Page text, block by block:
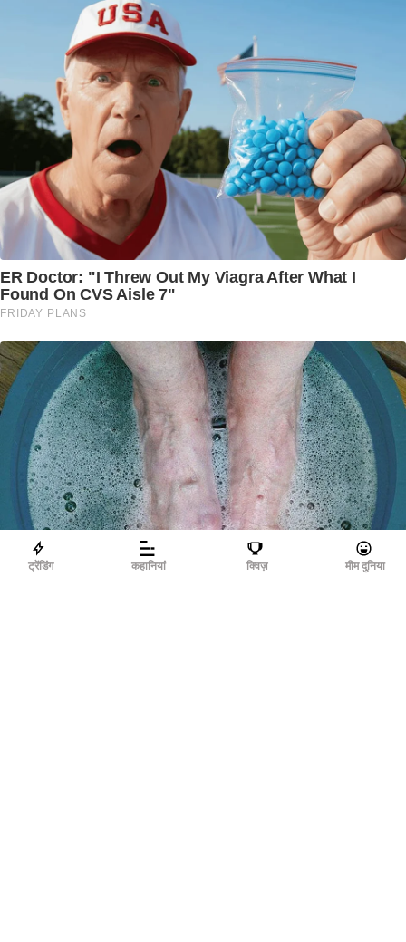
ट्रेंडिंग कहानियां क्विज़ मीम दुनिया